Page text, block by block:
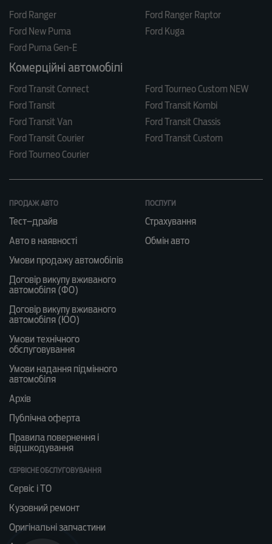
Ford Ranger
Ford Ranger Raptor
Ford New Puma
Ford Kuga
Ford Puma Gen-E
Комерційні автомобілі
Ford Transit Connect
Ford Tourneo Custom NEW
Ford Transit
Ford Transit Kombi
Ford Transit Van
Ford Transit Chassis
Ford Transit Courier
Ford Transit Custom
Ford Tourneo Courier
ПРОДАЖ АВТО
Тест–драйв
Авто в наявності
Умови продажу автомобілів
Договір викупу вживаного
автомобіля (ФО)
Договір викупу вживаного
автомобіля (ЮО)
Умови технічного
обслуговування
Умови надання підмінного
автомобіля
Архів
Публічна оферта
Правила повернення і
відшкодування
ПОСЛУГИ
Страхування
Обмін авто
СЕРВІСНЕ ОБСЛУГОВУВАННЯ
Сервіс і ТО
Кузовний ремонт
Оригінальні запчастини